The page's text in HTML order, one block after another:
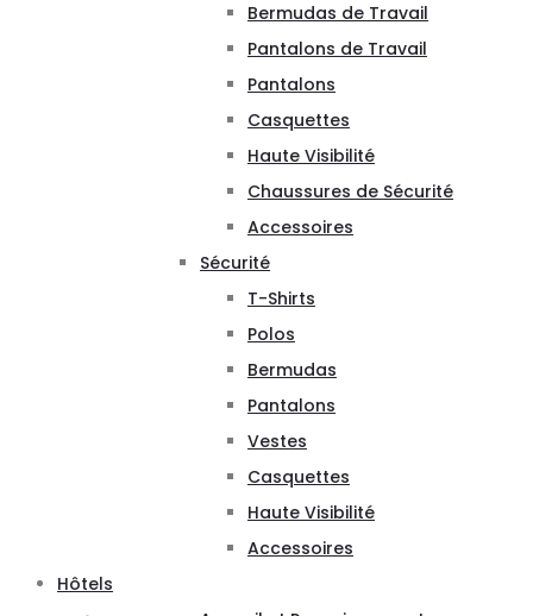
Bermudas de Travail
Pantalons de Travail
Pantalons
Casquettes
Haute Visibilité
Chaussures de Sécurité
Accessoires
Sécurité
T-Shirts
Polos
Bermudas
Pantalons
Vestes
Casquettes
Haute Visibilité
Accessoires
Hôtels